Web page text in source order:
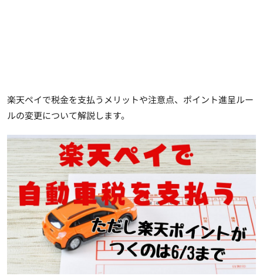
楽天ペイで税金を支払うメリットや注意点、ポイント進呈ルー
ルの変更について解説します。